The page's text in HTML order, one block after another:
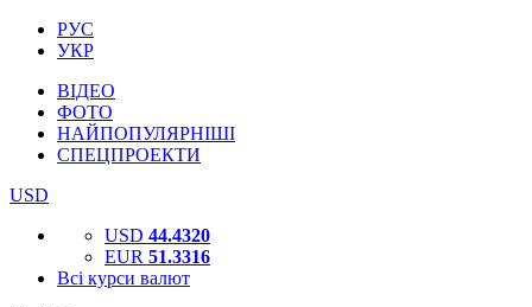
РУС
УКР
ВІДЕО
ФОТО
НАЙПОПУЛЯРНІШІ
СПЕЦПРОЕКТИ
USD
USD 44.4320
EUR 51.3316
Всі курси валют